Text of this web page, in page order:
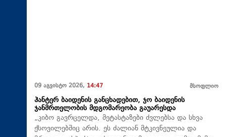
09 აგვისტო 2026, 14:47 მსოფლიო
ჰანტერ ბაიდენის განცხადებით, ჯო ბაიდენის
ჯანმრთელობის მდგომარეობა გაუარესდა
„კიბო გავრცელდა, მეტასტაზები ძვლებსა და სხვა
ქსოვილებშიც არის. ეს ძალიან მტკივნეულია და